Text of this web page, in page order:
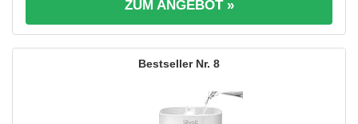
ZUM ANGEBOT »
8